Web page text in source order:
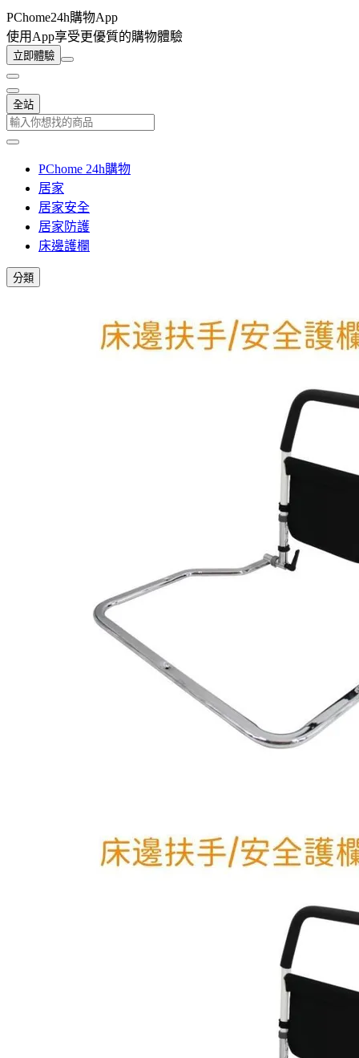
PChome24h購物App
使用App享受更優質的購物體驗
立即體驗
全站
PChome 24h購物
居家
居家安全
居家防護
床邊護欄
分類